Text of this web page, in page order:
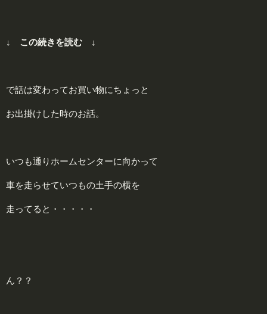
↓ この続きを読む ↓
で話は変わってお買い物にちょっと
お出掛けした時のお話。
いつも通りホームセンターに向かって
車を走らせていつもの土手の横を
走ってると・・・・・
ん？？